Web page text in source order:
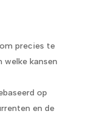
precies te
kansen
op
en de